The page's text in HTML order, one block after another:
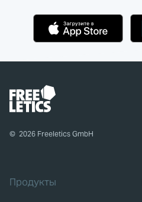
© 2026 Freeletics GmbH
Продукты